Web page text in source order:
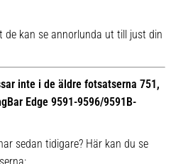
de kan se annorlunda ut till just din
inte i de äldre fotsatserna 751,
Edge 9591-9596/9591B-
sedan tidigare? Här kan du se